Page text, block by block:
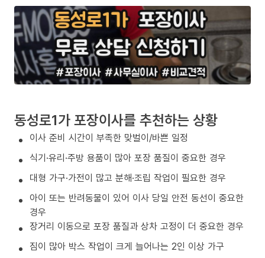
동성로1가 포장이사를 추천하는 상황
이사 준비 시간이 부족한 맞벌이/바쁜 일정
식기·유리·주방 용품이 많아 포장 품질이 중요한 경우
대형 가구·가전이 많고 분해·조립 작업이 필요한 경우
아이 또는 반려동물이 있어 이사 당일 안전 동선이 중요한
경우
장거리 이동으로 포장 품질과 상차 고정이 더 중요한 경우
짐이 많아 박스 작업이 크게 늘어나는 2인 이상 가구